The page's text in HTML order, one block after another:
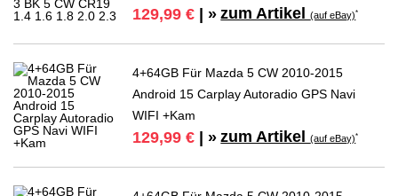
129,99 € | » zum Artikel(auf eBay)*
4+64GB Für Mazda 5 CW 2010-2015
Android 15 Carplay Autoradio GPS Navi
WIFI +Kam
129,99 € | » zum Artikel(auf eBay)*